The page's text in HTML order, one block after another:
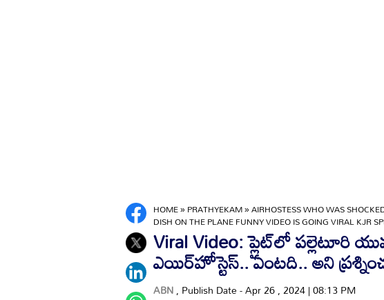
HOME»PRATHYEKAM»AIRHOSTESS WHO WAS
DISH ON THE PLANE FUNNY VIDEO IS GOING VIRAL KJR
Viral Video: ప్లైట్‌లో పల్లెటూరి
ఎయిర్‌హోస్టెస్.. ఏంటది.. అని
ABN, Publish Date - Apr 26 , 2024 | 08:13 PM